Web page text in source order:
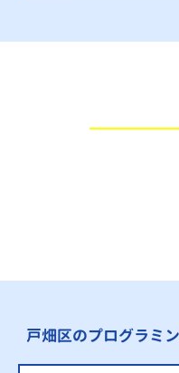
全国の小学生・
戸畑区のプログラミ